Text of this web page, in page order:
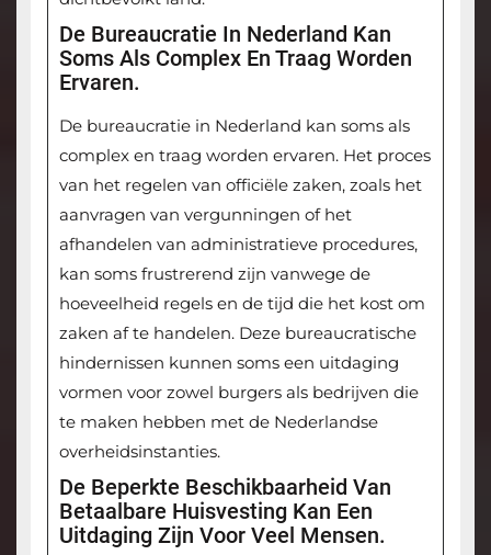
De Bureaucratie In Nederland Kan
Soms Als Complex En Traag Worden
Ervaren.
De bureaucratie in Nederland kan soms als
complex en traag worden ervaren. Het proces
van het regelen van officiële zaken, zoals het
aanvragen van vergunningen of het
afhandelen van administratieve procedures,
kan soms frustrerend zijn vanwege de
hoeveelheid regels en de tijd die het kost om
zaken af te handelen. Deze bureaucratische
hindernissen kunnen soms een uitdaging
vormen voor zowel burgers als bedrijven die
te maken hebben met de Nederlandse
overheidsinstanties.
De Beperkte Beschikbaarheid Van
Betaalbare Huisvesting Kan Een
Uitdaging Zijn Voor Veel Mensen.